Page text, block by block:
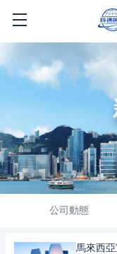
公司動態
馬來西